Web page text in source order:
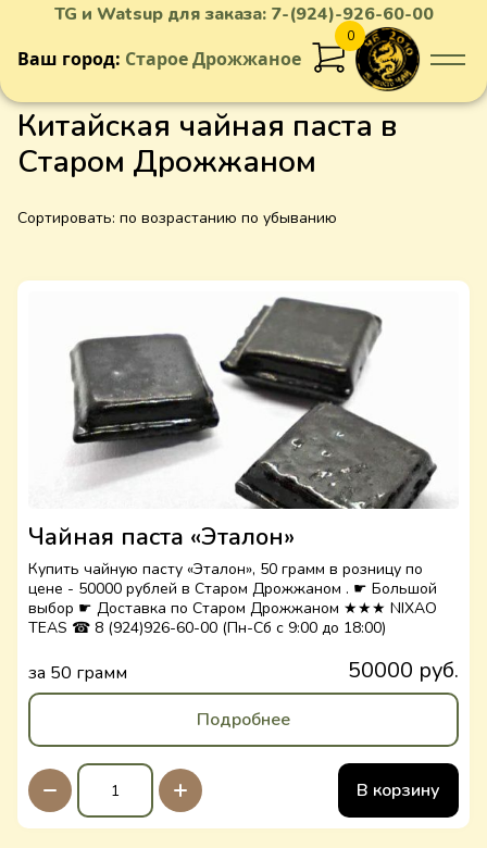
TG и Watsup для заказа: 7-(924)-926-60-00
Ваш город: Старое Дрожжаное
0
Китайская чайная паста в
Старом Дрожжаном
Сортировать: по возрастанию по убыванию
Чайная паста «Эталон»
Купить чайную пасту «Эталон», 50 грамм в розницу по
цене - 50000 рублей в Старом Дрожжаном . ☛ Большой
выбор ☛ Доставка по Старом Дрожжаном ★★★ NIXAO
TEAS ☎ 8 (924)926-60-00 (Пн-Сб с 9:00 до 18:00)
за 50 грамм 50000 руб.
Подробнее
В корзину